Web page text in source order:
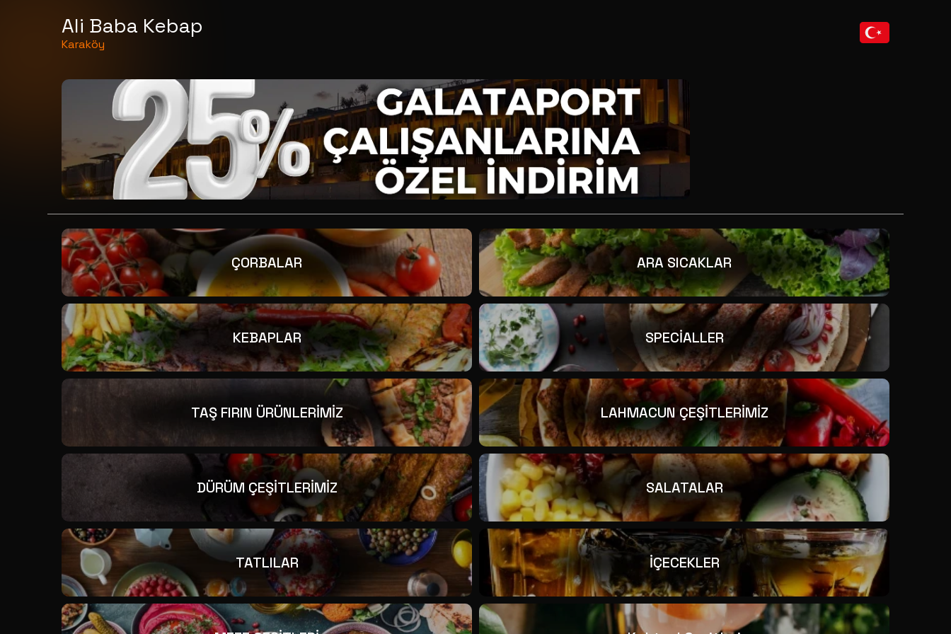
Ali Baba Kebap
Karaköy
ÇORBALAR ARA SICAKLAR
KEBAPLAR SPECİALLER
TAŞ FIRIN ÜRÜNLERİMİZ LAHMACUN ÇEŞİTLERİMİZ
DÜRÜM ÇEŞİTLERİMİZ SALATALAR
TATLILAR İÇECEKLER